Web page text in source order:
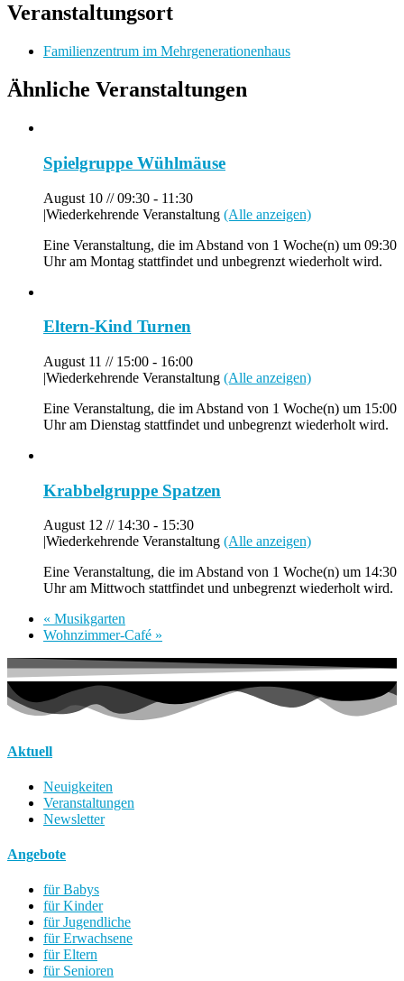
Veranstaltungsort
Familienzentrum im Mehrgenerationenhaus
Ähnliche Veranstaltungen
Spielgruppe Wühlmäuse
August 10 // 09:30 - 11:30
|Wiederkehrende Veranstaltung (Alle anzeigen)
Eine Veranstaltung, die im Abstand von 1 Woche(n) um 09:30
Uhr am Montag stattfindet und unbegrenzt wiederholt wird.
Eltern-Kind Turnen
August 11 // 15:00 - 16:00
|Wiederkehrende Veranstaltung (Alle anzeigen)
Eine Veranstaltung, die im Abstand von 1 Woche(n) um 15:00
Uhr am Dienstag stattfindet und unbegrenzt wiederholt wird.
Krabbelgruppe Spatzen
August 12 // 14:30 - 15:30
|Wiederkehrende Veranstaltung (Alle anzeigen)
Eine Veranstaltung, die im Abstand von 1 Woche(n) um 14:30
Uhr am Mittwoch stattfindet und unbegrenzt wiederholt wird.
« Musikgarten
Wohnzimmer-Café »
Aktuell
Neuigkeiten
Veranstaltungen
Newsletter
Angebote
für Babys
für Kinder
für Jugendliche
für Erwachsene
für Eltern
für Senioren